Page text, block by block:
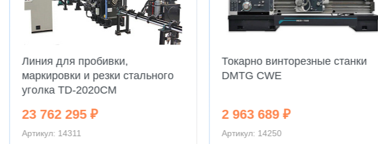
Линия для пробивки,
маркировки и резки стального
уголка TD-2020CM
23 762 295 ₽
Артикул: 14311
Токарно винторезные станки
DMTG CWE
2 963 689 ₽
Артикул: 14250